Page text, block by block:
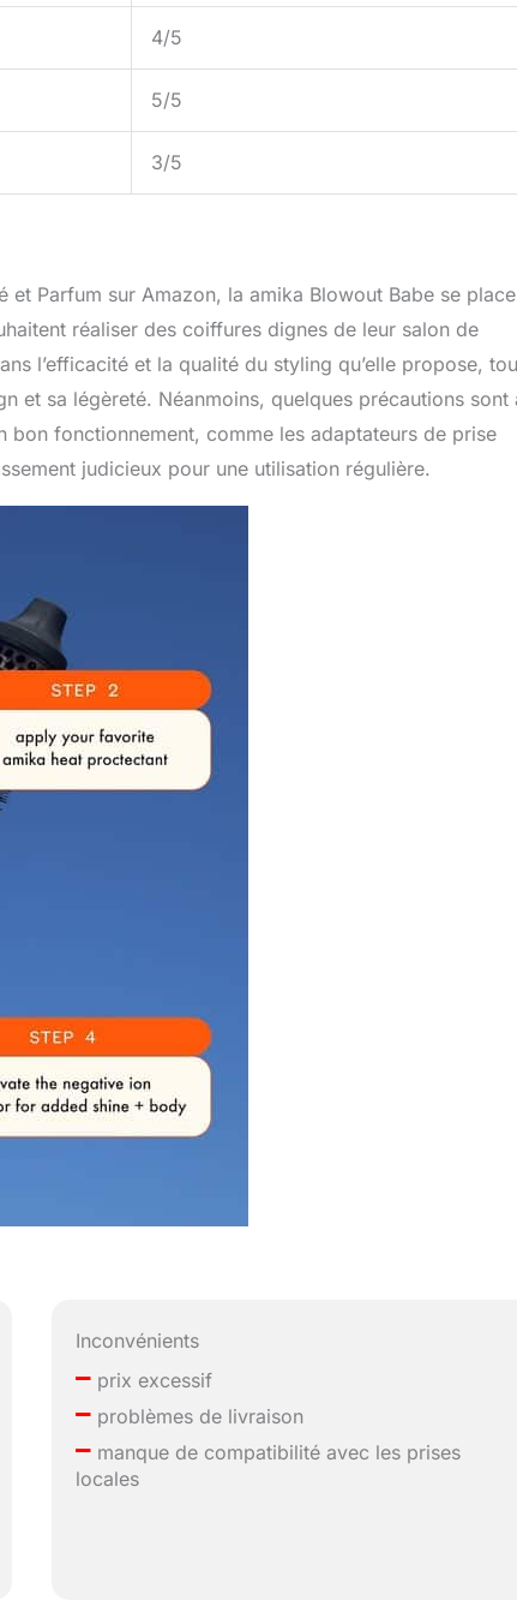
4/5
5/5
3/5
et Parfum sur Amazon, la amika Blowout Babe se place
réaliser des coiffures dignes de leur salon de
l’efficacité et la qualité du styling qu’elle propose,
et sa légèreté. Néanmoins, quelques précautions sont
bon fonctionnement, comme les adaptateurs de prise
judicieux pour une utilisation régulière.
Inconvénients
– prix excessif
– problèmes de livraison
– manque de compatibilité avec les prises
locales